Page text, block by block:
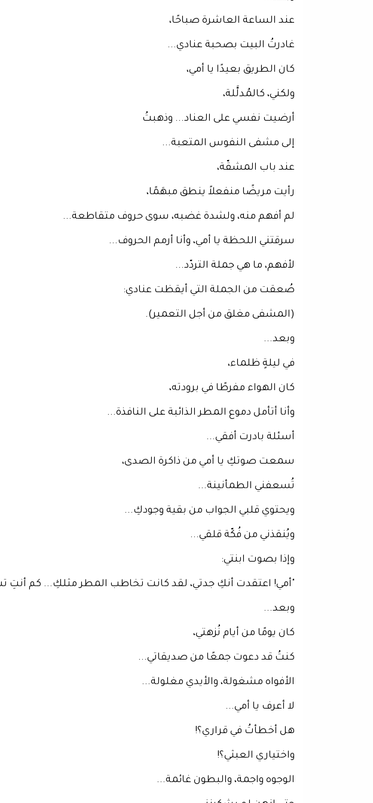
عند الساعة العاشرة صباحًا،
غادرتُ البيت بصحبة عنادي...
كان الطريق بعيدًا يا أمي،
ولكني، كالمُدلَّلة،
أرضيت نفسي على العناد... وذهبتُ
إلى مشفى النفوس المتعبة...
عند باب المشقّة،
رأيت مريضًا منفعلاً ينطق مبهَمًا،
لم أفهم منه، ولشدة غضبه، سوى حروف متقاطعة...
سرقتني اللحظة يا أمي، وأنا أرمم الحروف...
لأفهم، ما هي جملة التردّد...
صُعقت من الجملة التي أيقظت عنادي:
(المشفى مغلق من أجل التعمير).
وبعد...
في ليلةٍ ظلماء،
كان الهواء مفرطًا في برودته،
وأنا أتأمل دموع المطر الذائبة على النافذة...
أسئلة بادرت أفقي...
سمعت صوتكِ يا أمي من ذاكرة الصدى،
تُسعفني الطمأنينة...
ويحتوي قلبي الجواب من بقية وجودكِ...
ويُنقذني من فُكّة قلقي...
وإذا بصوت ابنتي:
"أمي! اعتقدت أنكِ جدتي، لقد كانت تخاطب المطر مثلكِ... كم أنتِ
وبعد...
كان يومًا من أيام نُزهتي،
كنتُ قد دعوت جمعًا من صديقاتي...
الأفواه مشغولة، والأيدي مغلولة...
لا أعرف يا أمي...
هل أخطأتُ في قراري؟!
واختياري العبثي؟!
الوجوه واجمة، والبطون غائمة...